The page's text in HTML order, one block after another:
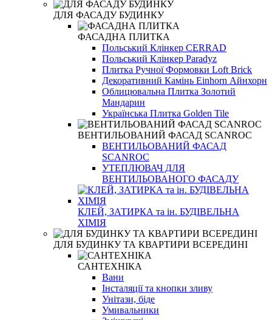
ДЛЯ ФАСАДУ БУДИНКУ
ФАСАДНА ПЛИТКА
Польський Клінкер CERRAD
Польський Клінкер Paradyz
Плитка Ручної Формовки Loft Brick
Декоративний Камінь Einhorn Айнхорн
Облицювальна Плитка Золотий
Мандарин
Українська Плитка Golden Tile
ВЕНТИЛЬОВАНИЙ ФАСАД SCANROC
ВЕНТИЛЬОВАНИЙ ФАСАД
SCANROC
УТЕПЛЮВАЧ ДЛЯ
ВЕНТИЛЬОВАНОГО ФАСАДУ
КЛЕЙ, ЗАТИРКА та ін. БУДІВЕЛЬНА
ХІМІЯ
ДЛЯ БУДИНКУ ТА КВАРТИРИ ВСЕРЕДИНІ
САНТЕХНІКА
Вани
Інсталяції та кнопки зливу
Унітази, біде
Умивальники